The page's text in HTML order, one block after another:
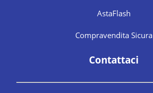
AstaFlash
Compravendita Sicura
Contattaci